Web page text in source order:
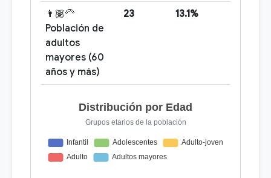
👨🏽‍🦳
Población de
adultos
mayores (60
años y más)
23 13.1%